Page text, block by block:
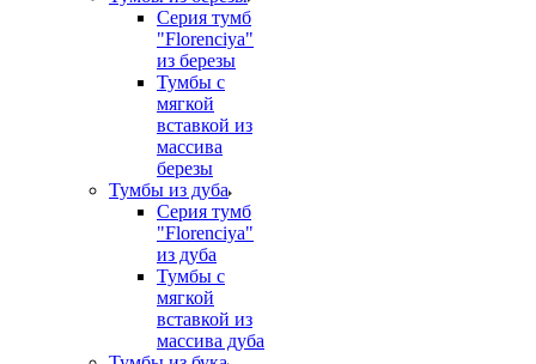
Серия тумб
"Florenciya"
из березы
Тумбы с
мягкой
вставкой из
массива
березы
Тумбы из дуба
Серия тумб
"Florenciya"
из дуба
Тумбы с
мягкой
вставкой из
массива дуба